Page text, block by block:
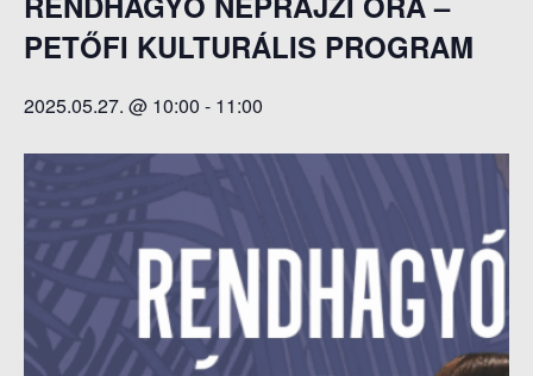
PETŐFI KULTURÁLIS PROGRAM
2025.05.27. @ 10:00 - 11:00